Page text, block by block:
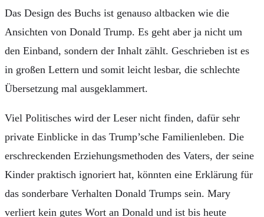
Das Design des Buchs ist genauso altbacken wie die
Ansichten von Donald Trump. Es geht aber ja nicht um
den Einband, sondern der Inhalt zählt. Geschrieben ist es
in großen Lettern und somit leicht lesbar, die schlechte
Übersetzung mal ausgeklammert.
Viel Politisches wird der Leser nicht finden, dafür sehr
private Einblicke in das Trump’sche Familienleben. Die
erschreckenden Erziehungsmethoden des Vaters, der seine
Kinder praktisch ignoriert hat, könnten eine Erklärung für
das sonderbare Verhalten Donald Trumps sein. Mary
verliert kein gutes Wort an Donald und ist bis heute